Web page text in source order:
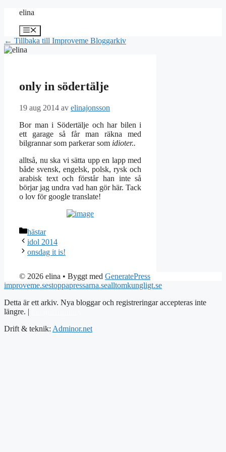
Hoppa
innehåll
elina
Meny
← Tillbaka till Improveme Bloggarkiv
only in södertälje
19 aug 2014 av elinajonsson
Bor man i Södertälje och har bilen i
ett garage så får man räkna med
bilgrannar som parkerar som idioter..
alltså, nu ska vi sätta upp en lapp med
både svensk, engelsk, polsk, rysk och
arabisk text och förstår han inte så
börjar jag undra vad han gör här. Tack
o lov för google translate!
Kategorier
hästar
idol 2014
onsdag it is!
© 2026 elina • Byggt med GeneratePress
improveme.sestoppapressarna.sealltomkungligt.se
Detta är ett arkiv. Nya bloggar och registreringar accepteras inte
längre. |
Drift & teknik: Adminor.net